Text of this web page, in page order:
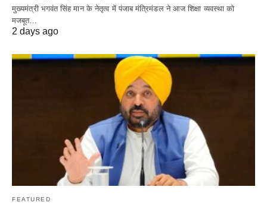
मुख्यमंत्री भगवंत सिंह मान के नेतृत्व में पंजाब मंत्रिमंडल ने आज शिक्षा व्यवस्था को
मजबूत…
2 days ago
FEATURED